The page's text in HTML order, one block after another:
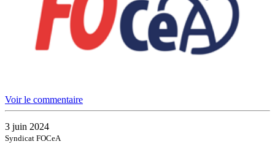
Voir le commentaire
3 juin 2024
Syndicat FOCeA